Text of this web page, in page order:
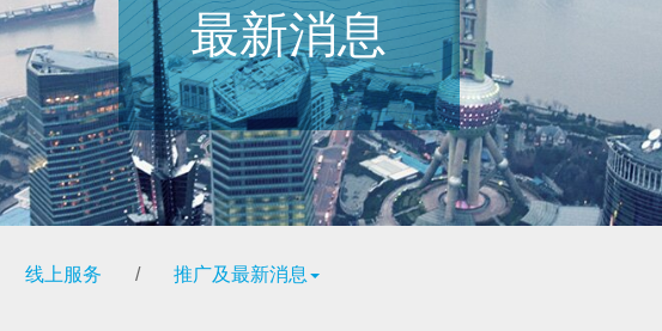
最新消息
线上服务 / 推广及最新消息